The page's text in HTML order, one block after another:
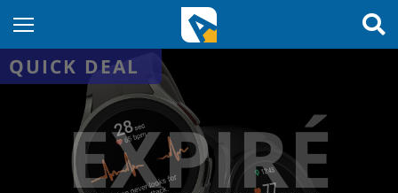
QUICK DEAL
EXPIRÉ